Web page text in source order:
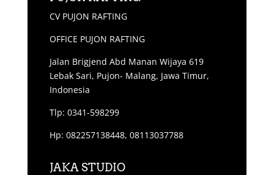
CV PUJON RAFTING
OFFICE PUJON RAFTING
Jalan Brigjend Abd Manan Wijaya 619
Lebak Sari, Pujon- Malang, Jawa Timur,
Indonesia
Tlp: 0341-598299
Hp: 082257138448, 08113037788
JAKA STUDIO